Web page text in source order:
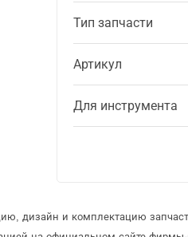
Тип запчасти
Артикул
Для инструмента
дизайн и комплектацию